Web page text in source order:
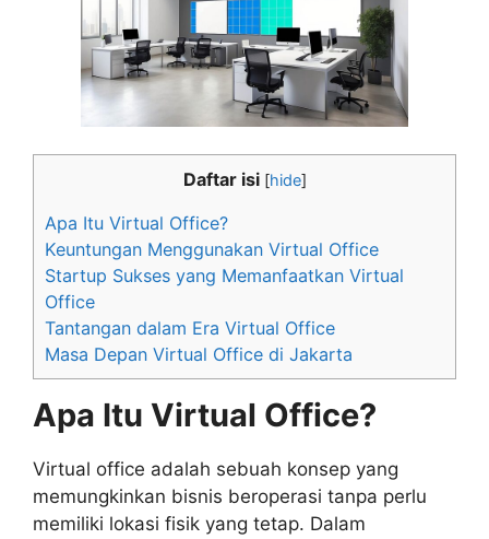
Daftar isi [hide]
Apa Itu Virtual Office?
Keuntungan Menggunakan Virtual Office
Startup Sukses yang Memanfaatkan Virtual
Office
Tantangan dalam Era Virtual Office
Masa Depan Virtual Office di Jakarta
Apa Itu Virtual Office?
Virtual office adalah sebuah konsep yang
memungkinkan bisnis beroperasi tanpa perlu
memiliki lokasi fisik yang tetap. Dalam